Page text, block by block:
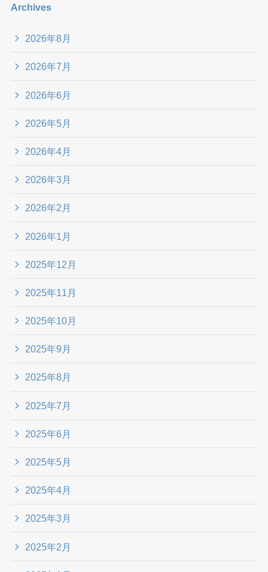
Archives
2026年8月
2026年7月
2026年6月
2026年5月
2026年4月
2026年3月
2026年2月
2026年1月
2025年12月
2025年11月
2025年10月
2025年9月
2025年8月
2025年7月
2025年6月
2025年5月
2025年4月
2025年3月
2025年2月